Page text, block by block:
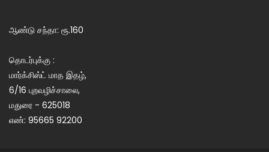
ஆண்டு சந்தா: ரூ.160
தொடர்புக்கு :
மார்க்சிஸ்ட் மாத இதழ்,
6/16 புறவழிச்சாலை,
மதுரை - 625018
எண்: 95665 92200